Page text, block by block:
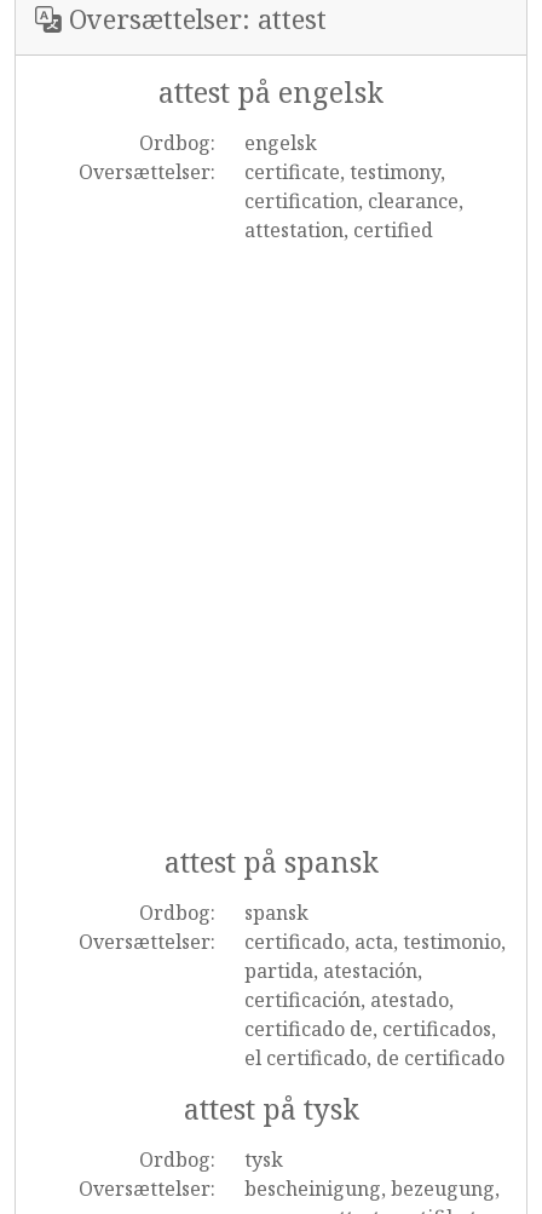
Oversættelser: attest
attest på engelsk
Ordbog:
engelsk
Oversættelser:
certificate, testimony,
certification, clearance,
attestation, certified
attest på spansk
Ordbog:
spansk
Oversættelser:
certificado, acta, testimonio,
partida, atestación,
certificación, atestado,
certificado de, certificados,
el certificado, de certificado
attest på tysk
Ordbog:
tysk
Oversættelser:
bescheinigung, bezeugung,